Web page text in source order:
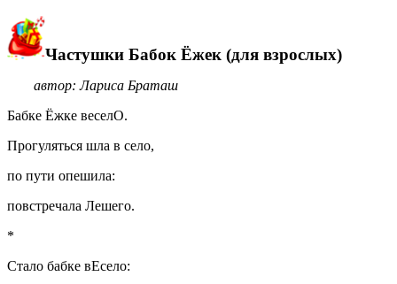
Частушки Бабок Ёжек (для взрослых)
автор: Лариса Браташ
Бабке Ёжке веселО.
Прогуляться шла в село,
по пути опешила:
повстречала Лешего.
*
Стало бабке вЕсело: